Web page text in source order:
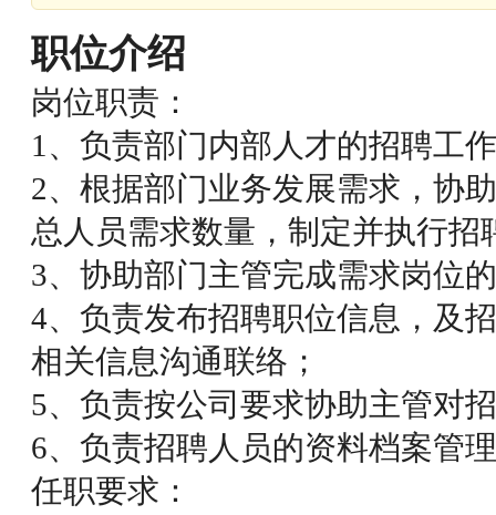
职位介绍
岗位职责：
1、负责部门内部人才的招聘工
2、根据部门业务发展需求，协
总人员需求数量，制定并执行招
3、协助部门主管完成需求岗位
4、负责发布招聘职位信息，及
相关信息沟通联络；
5、负责按公司要求协助主管对
6、负责招聘人员的资料档案管
任职要求：